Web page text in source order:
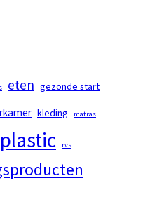
eten gezonde start
kleding matras
plastic rvs